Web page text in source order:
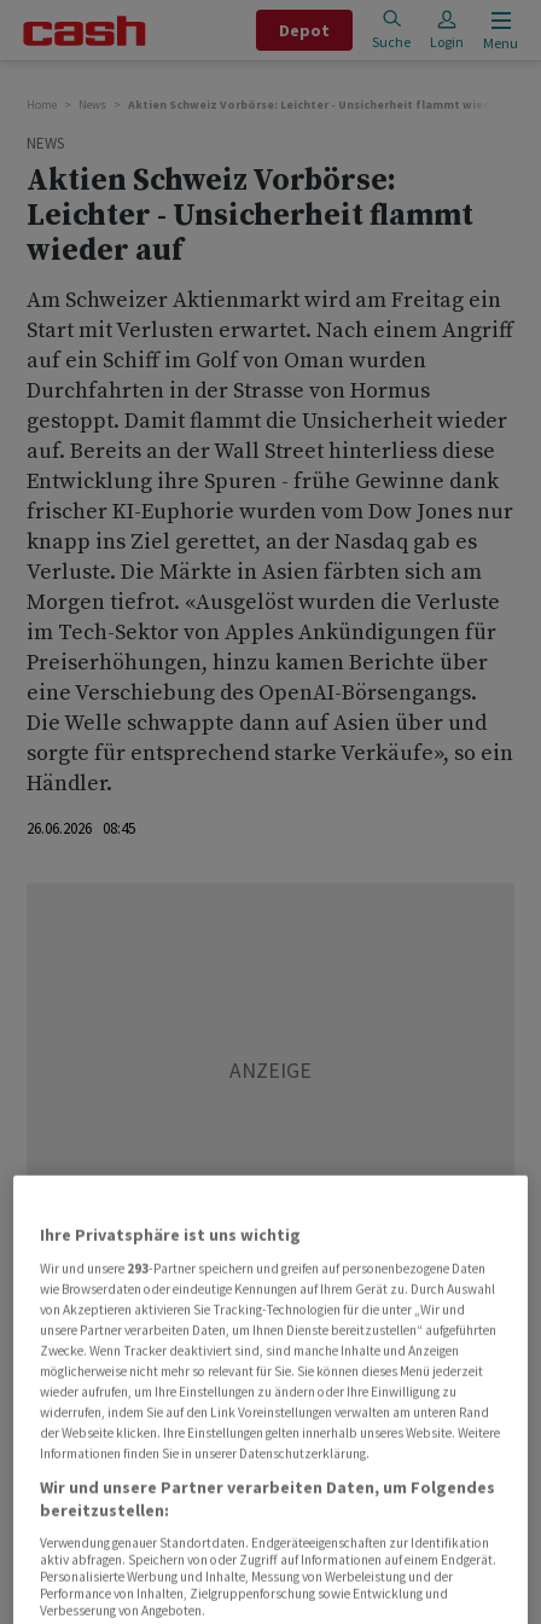
Depot
Suche Login Menu
Home News Aktien Schweiz Vorbörse: Leichter - Unsicherheit flammt wieder auf
NEWS
Aktien Schweiz Vorbörse:
Leichter - Unsicherheit flammt
wieder auf
Am Schweizer Aktienmarkt wird am Freitag ein
Start mit Verlusten erwartet. Nach einem Angriff
auf ein Schiff im Golf von Oman wurden
Durchfahrten in der Strasse von Hormus
gestoppt. Damit flammt die Unsicherheit wieder
auf. Bereits an der Wall Street hinterliess diese
Entwicklung ihre Spuren - frühe Gewinne dank
frischer KI-Euphorie wurden vom Dow Jones nur
knapp ins Ziel gerettet, an der Nasdaq gab es
Verluste. Die Märkte in Asien färbten sich am
Morgen tiefrot. «Ausgelöst wurden die Verluste
im Tech-Sektor von Apples Ankündigungen für
Preiserhöhungen, hinzu kamen Berichte über
eine Verschiebung des OpenAI-Börsengangs.
Die Welle schwappte dann auf Asien über und
sorgte für entsprechend starke Verkäufe», so ein
Händler.
26.06.2026 08:45
Immerhin blieb eine Reaktion der Ölpreise bislang aus,
ein Fass der Sorte Brent kostete zuletzt 73,83 US-Dollar
und blieb damit auf dem wieder tieferen Niveau.
Derweil kam der Bitcoin weiter unter Druck. Die Agenda
bleibt derweil weitgehend leer. Am Nachmittag könnte
lediglich das Verbrauchervertrauen der Uni Michigan
der kommenden Woche erwartet die Anleger dann eine
Reihe von wichtigen Konjunkturdaten, allen voran der
US-Arbeitsmarktbericht.
Ihre Privatsphäre ist uns wichtig
Wir und unsere 293-Partner speichern und greifen auf personenbezogene Daten
wie Browserdaten oder eindeutige Kennungen auf Ihrem Gerät zu. Durch Auswahl
von Akzeptieren aktivieren Sie Tracking-Technologien für die unter „Wir und
unsere Partner verarbeiten Daten, um Ihnen Dienste bereitzustellen“ aufgeführten
Zwecke. Wenn Tracker deaktiviert sind, sind manche Inhalte und Anzeigen
möglicherweise nicht mehr so relevant für Sie. Sie können dieses Menü jederzeit
wieder aufrufen, um Ihre Einstellungen zu ändern oder Ihre Einwilligung zu
widerrufen, indem Sie auf den Link Voreinstellungen verwalten am unteren Rand
der Webseite klicken. Ihre Einstellungen gelten innerhalb unseres Website. Weitere
Informationen finden Sie in unserer Datenschutzerklärung.
Wir und unsere Partner verarbeiten Daten, um Folgendes
bereitzustellen:
Verwendung genauer Standortdaten. Endgeräteeigenschaften zur Identifikation
aktiv abfragen. Speichern von oder Zugriff auf Informationen auf einem Endgerät.
Personalisierte Werbung und Inhalte, Messung von Werbeleistung und der
Performance von Inhalten, Zielgruppenforschung sowie Entwicklung und
Verbesserung von Angeboten.